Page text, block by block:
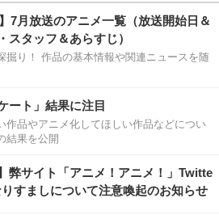
7月放送のアニメ一覧（放送開始日＆
スタッフ＆あらすじ）
掘り！ 作品の基本情報や関連ニュースを随
ート」結果に注目
作品やアニメ化してほしい作品などについ
結果を公開
弊サイト「アニメ！アニメ！」Twitte
すましについて注意喚起のお知らせ